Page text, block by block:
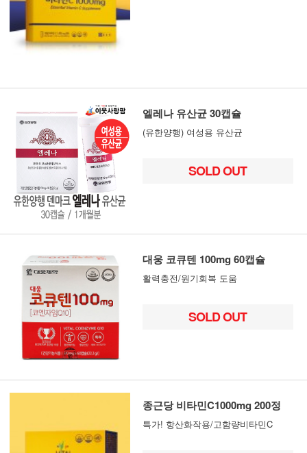
엘레나 유산균 30캡슐
(유한양행) 여성용 유산균
SOLD OUT
대웅 코큐텐 100mg 60캡슐
활력충전/원기회복 도움
SOLD OUT
종근당 비타민C1000mg 200정
특가! 항산화작용/고함량비타민C